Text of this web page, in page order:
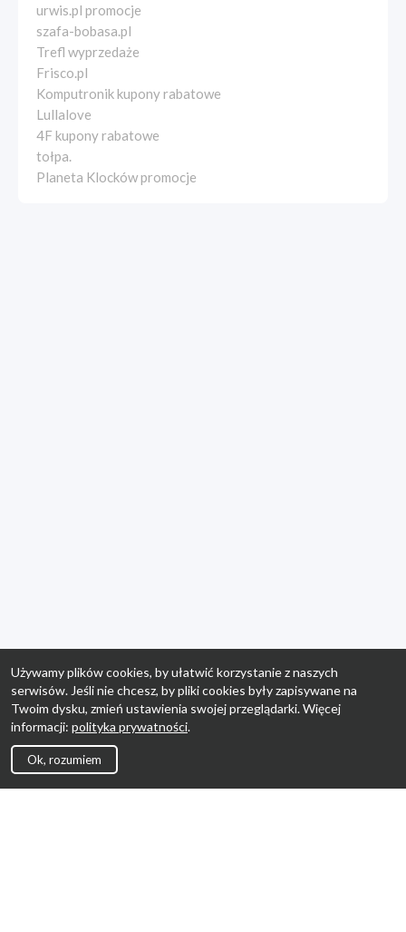
urwis.pl promocje
szafa-bobasa.pl
Trefl wyprzedaże
Frisco.pl
Komputronik kupony rabatowe
Lullalove
4F kupony rabatowe
tołpa.
Planeta Klocków promocje
Używamy plików cookies, by ułatwić korzystanie z naszych
serwisów. Jeśli nie chcesz, by pliki cookies były zapisywane na
Twoim dysku, zmień ustawienia swojej przeglądarki. Więcej
informacji: polityka prywatności.
Ok, rozumiem